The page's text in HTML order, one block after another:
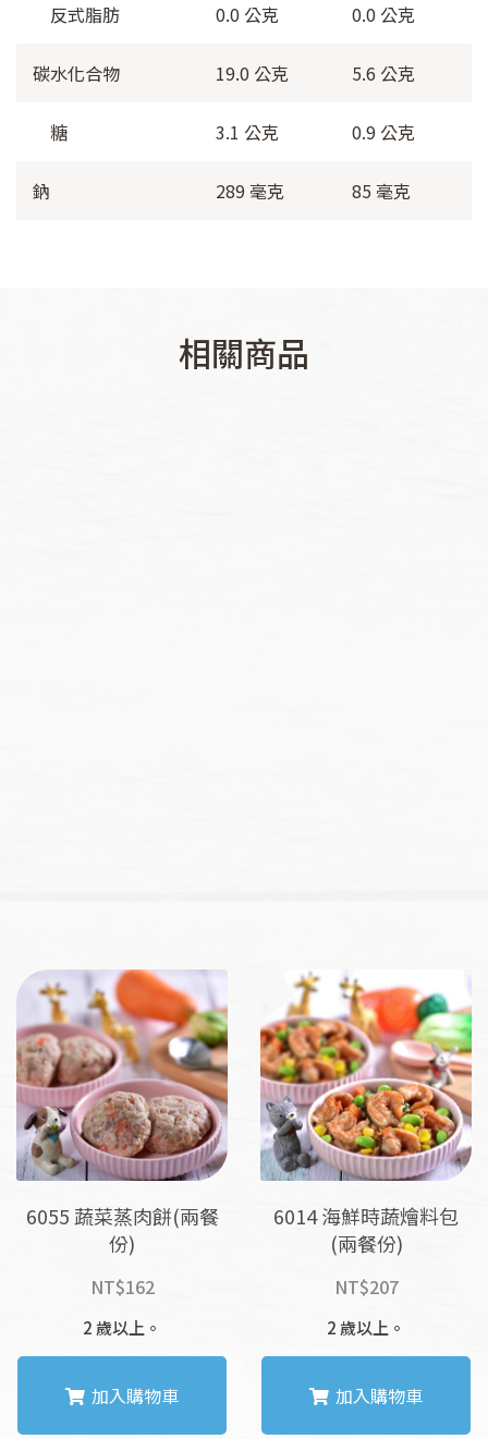
反式脂肪 0.0 公克 0.0 公克
碳水化合物 19.0 公克 5.6 公克
糖 3.1 公克 0.9 公克
鈉 289 毫克 85 毫克
相關商品
6055 蔬菜蒸肉餅(兩餐
份)
NT$162
2 歲以上。
加入購物車
6014 海鮮時蔬燴料包
(兩餐份)
NT$207
2 歲以上。
加入購物車